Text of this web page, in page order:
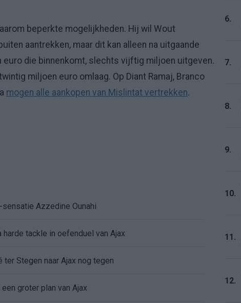
beperkte mogelijkheden. Hij wil Wout
aantrekken, maar dit kan alleen na uitgaande
die binnenkomt, slechts vijftig miljoen uitgeven.
miljoen euro omlaag. Op Diant Ramaj, Branco
mogen alle aankopen van Mislintat vertrekken.
Azzedine Ounahi
tackle in oefenduel van Ajax
Stegen naar Ajax nog tegen
groter plan van Ajax
6.
7.
8.
9.
10.
11.
12.